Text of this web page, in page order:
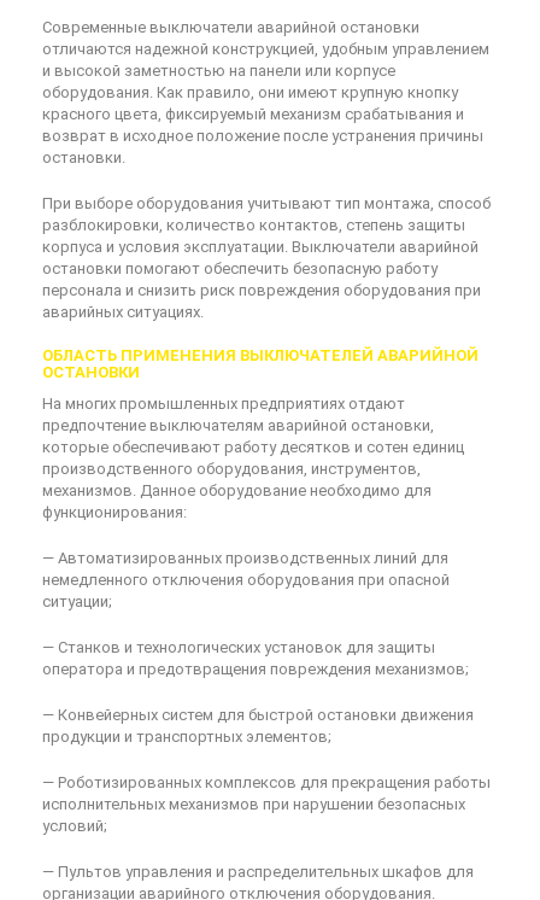
Современные выключатели аварийной остановки
отличаются надежной конструкцией, удобным управлением
и высокой заметностью на панели или корпусе
оборудования. Как правило, они имеют крупную кнопку
красного цвета, фиксируемый механизм срабатывания и
возврат в исходное положение после устранения причины
остановки.
При выборе оборудования учитывают тип монтажа, способ
разблокировки, количество контактов, степень защиты
корпуса и условия эксплуатации. Выключатели аварийной
остановки помогают обеспечить безопасную работу
персонала и снизить риск повреждения оборудования при
аварийных ситуациях.
ОБЛАСТЬ ПРИМЕНЕНИЯ ВЫКЛЮЧАТЕЛЕЙ АВАРИЙНОЙ
ОСТАНОВКИ
На многих промышленных предприятиях отдают
предпочтение выключателям аварийной остановки,
которые обеспечивают работу десятков и сотен единиц
производственного оборудования, инструментов,
механизмов. Данное оборудование необходимо для
функционирования:
— Автоматизированных производственных линий для
немедленного отключения оборудования при опасной
ситуации;
— Станков и технологических установок для защиты
оператора и предотвращения повреждения механизмов;
— Конвейерных систем для быстрой остановки движения
продукции и транспортных элементов;
— Роботизированных комплексов для прекращения работы
исполнительных механизмов при нарушении безопасных
условий;
— Пультов управления и распределительных шкафов для
организации аварийного отключения оборудования.